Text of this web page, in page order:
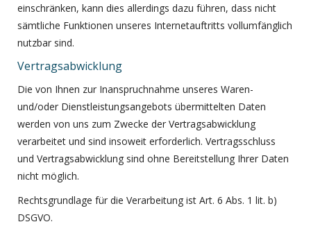
einschränken, kann dies allerdings dazu führen, dass nicht
sämtliche Funktionen unseres Internetauftritts vollumfänglich
nutzbar sind.
Vertragsabwicklung
Die von Ihnen zur Inanspruchnahme unseres Waren-
und/oder Dienstleistungsangebots übermittelten Daten
werden von uns zum Zwecke der Vertragsabwicklung
verarbeitet und sind insoweit erforderlich. Vertragsschluss
und Vertragsabwicklung sind ohne Bereitstellung Ihrer Daten
nicht möglich.
Rechtsgrundlage für die Verarbeitung ist Art. 6 Abs. 1 lit. b)
DSGVO.